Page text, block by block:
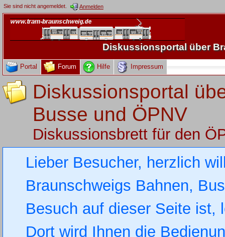
Sie sind nicht angemeldet. Anmelden
Diskussionsportal über
Portal Forum Hilfe Impressum
Diskussionsportal
Busse und ÖPNV
Diskussionsbrett für den
Lieber Besucher, herzlich
Braunschweigs Bahnen,
Besuch auf dieser Seite
Dort wird Ihnen die